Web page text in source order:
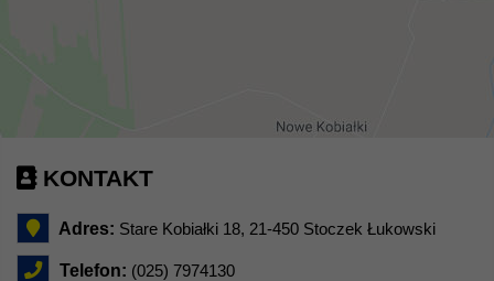
KONTAKT
Adres: Stare Kobiałki 18, 21-450 Stoczek Łukowski
Telefon: (025) 7974130